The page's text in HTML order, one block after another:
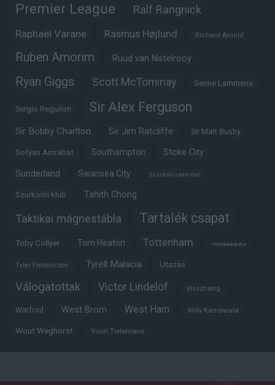
Premier League Ralf Rangnick
Raphaël Varane Rasmus Højlund Richard Arnold
Ruben Amorim Ruud van Nistelrooy
Ryan Giggs Scott McTominay Senne Lammens
Sergio Reguilon Sir Alex Ferguson
Sir Bobby Charlton Sir Jim Ratcliffe Sir Matt Busby
Sofyan Amrabat Southampton Stoke City
Sunderland Swansea City Szurkoló szemmel
Szurkolói klub Tahith Chong
Taktikai mágnestábla Tartalék csapat
Toby Collyer Tom Heaton Tottenham Trófeabibliográfia
Tyler Fredericson Tyrell Malacia Utazás
Válogatottak Victor Lindelöf Visszhang
Watford West Brom West Ham Willy Kambwala
Wout Weghorst Youri Tielemans